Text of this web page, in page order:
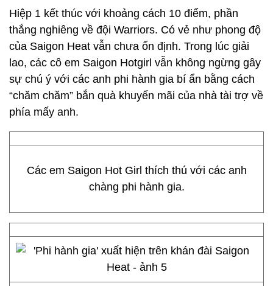
Hiệp 1 kết thúc với khoảng cách 10 điểm, phần
thắng nghiêng về đội Warriors. Có vẻ như phong độ
của Saigon Heat vẫn chưa ổn định. Trong lúc giải
lao, các cô em Saigon Hotgirl vẫn không ngừng gây
sự chú ý với các anh phi hành gia bí ẩn bằng cách
“chăm chăm” bắn quà khuyến mãi của nhà tài trợ về
phía mấy anh.
Các em Saigon Hot Girl thích thú với các anh
chàng phi hành gia.